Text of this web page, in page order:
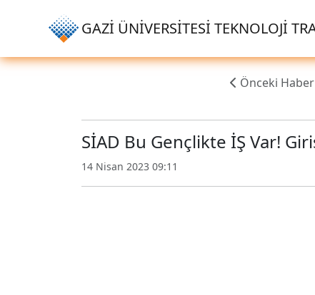
GAZİ ÜNİVERSİTESİ TEKNOLOJİ
Önceki Haber
SİAD Bu Gençlikte İŞ Var!
14 Nisan 2023 09:11